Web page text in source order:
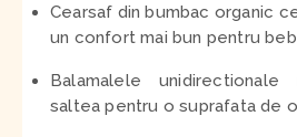
Cearsaf din bumbac organic
un confort mai bun pentru
Balamalele
saltea pentru o suprafata de